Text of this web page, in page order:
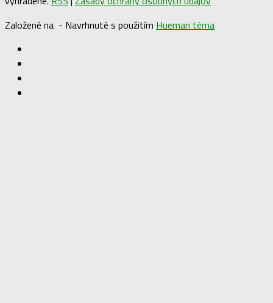
Založené na - Navrhnuté s použitím Hueman téma